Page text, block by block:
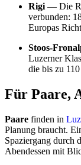
Rigi — Die
verbunden:
Europas
Stoos-
Luzerner
die bis zu
Für Paare,
Paare finden in
Planung braucht.
Spaziergang durch
Abendessen mit